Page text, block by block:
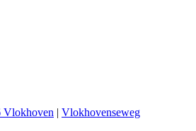
Vlokhoven | Vlokhovenseweg